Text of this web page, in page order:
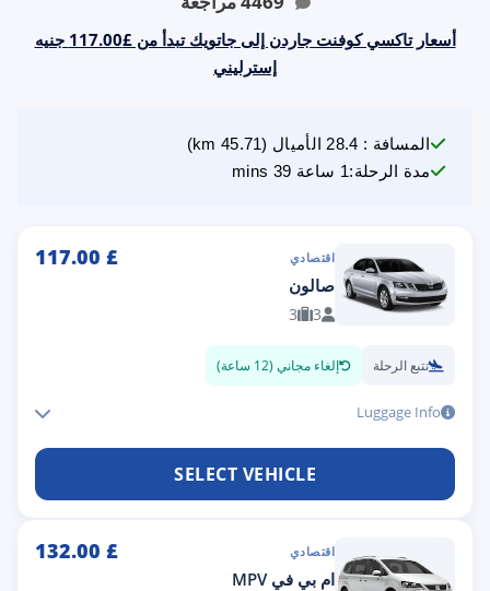
أسعار تاكسي كوفنت جاردن إلى جاتويك تبدأ من £117.00 جنيه
إسترليني
المسافة :
28.4 الأميال (
45.71
مدة الرحلة:1 ساعة 39 mins
اقتصادي £
117.00
صالون
3
3
تتبع الرحلة إلغاء مجاني (12 ساعة)
Luggage Info
SELECT VEHICLE
اقتصادي £
132.00
ام بي في MPV